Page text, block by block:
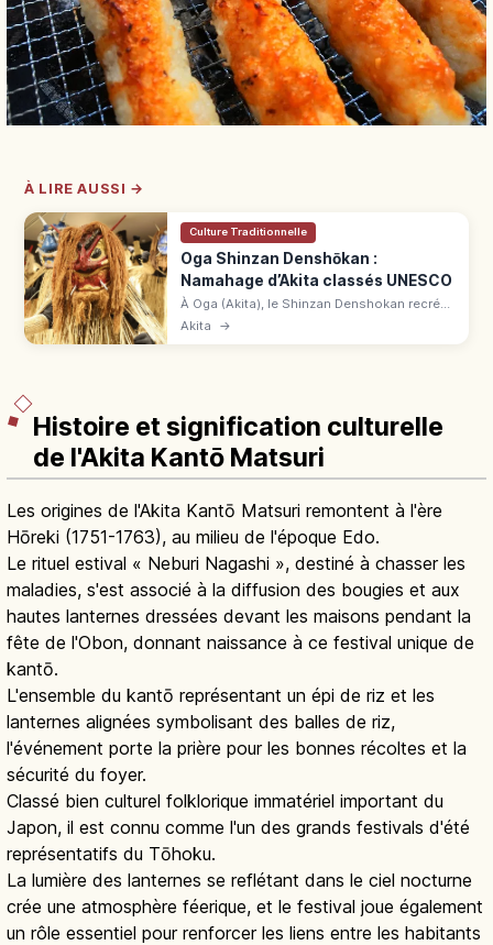
À LIRE AUSSI →
Culture Traditionnelle
Oga Shinzan Denshōkan :
Namahage d’Akita classés UNESCO
À Oga (Akita), le Shinzan Denshokan recrée
le rituel Namahage du Nouvel An, classé
Akita →
Histoire et signification culturelle
de l'Akita Kantō Matsuri
Les origines de l'Akita Kantō Matsuri remontent à l'ère
Hōreki (1751-1763), au milieu de l'époque Edo.
Le rituel estival « Neburi Nagashi », destiné à chasser les
maladies, s'est associé à la diffusion des bougies et aux
hautes lanternes dressées devant les maisons pendant la
fête de l'Obon, donnant naissance à ce festival unique de
kantō.
L'ensemble du kantō représentant un épi de riz et les
lanternes alignées symbolisant des balles de riz,
l'événement porte la prière pour les bonnes récoltes et la
sécurité du foyer.
Classé bien culturel folklorique immatériel important du
Japon, il est connu comme l'un des grands festivals d'été
représentatifs du Tōhoku.
La lumière des lanternes se reflétant dans le ciel nocturne
crée une atmosphère féerique, et le festival joue également
un rôle essentiel pour renforcer les liens entre les habitants